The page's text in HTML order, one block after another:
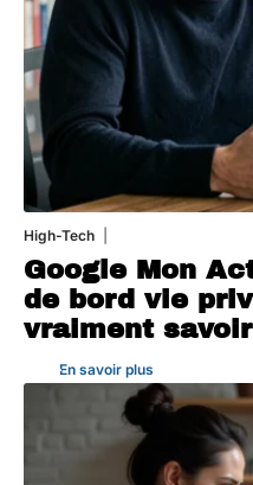
High-Tech
Google Mon
de bord vie
vraiment savoir
En savoir plus